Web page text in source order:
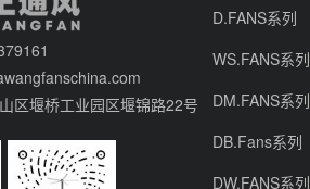
区堰桥工业园区堰锦路22号
D.FANS系列
WS.FANS系列
DM.FANS系列
DB.Fans系列
DW.FANS系列